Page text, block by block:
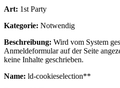
Art: 1st Party
Kategorie: Notwendig
Beschreibung: Wird vom System
Anmeldeformular auf der Seite
keine Inhalte geschrieben.
Name: ld-cookieselection**